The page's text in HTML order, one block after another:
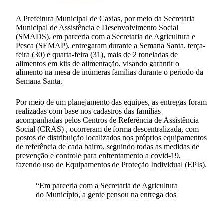
A Prefeitura Municipal de Caxias, por meio da Secretaria
Municipal de Assistência e Desenvolvimento Social
(SMADS), em parceria com a Secretaria de Agricultura e
Pesca (SEMAP), entregaram durante a Semana Santa, terça-
feira (30) e quarta-feira (31), mais de 2 toneladas de
alimentos em kits de alimentação, visando garantir o
alimento na mesa de inúmeras famílias durante o período da
Semana Santa.
Por meio de um planejamento das equipes, as entregas foram
realizadas com base nos cadastros das famílias
acompanhadas pelos Centros de Referência de Assistência
Social (CRAS) , ocorreram de forma descentralizada, com
postos de distribuição localizados nos próprios equipamentos
de referência de cada bairro, seguindo todas as medidas de
prevenção e controle para enfrentamento a covid-19,
fazendo uso de Equipamentos de Proteção Individual (EPIs).
“Em parceria com a Secretaria de Agricultura
do Município, a gente pensou na entrega dos